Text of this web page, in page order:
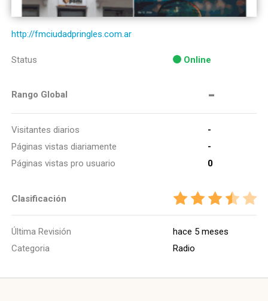
http://fmciudadpringles.com.ar
Status Online
Rango Global -
Visitantes diarios
-
Páginas vistas diariamente
-
Páginas vistas pro usuario
0
Clasificación
Última Revisión
hace 5 meses
Categoria
Radio